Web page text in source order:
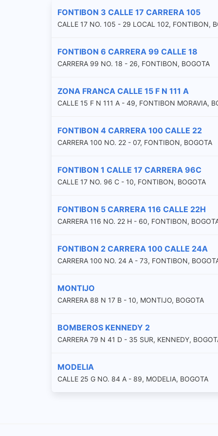
FONTIBON 3 CALLE 17 CARRERA 105
CALLE 17 NO. 105 - 29 LOCAL 102, FONTIBON,
FONTIBON 6 CARRERA 99 CALLE 18
CARRERA 99 NO. 18 - 26, FONTIBON, BOGOTA
ZONA FRANCA CALLE 15 F N 111 A
CALLE 15 F N 111 A - 49, FONTIBON MORAVIA,
FONTIBON 4 CARRERA 100 CALLE 22
CARRERA 100 NO. 22 - 07, FONTIBON, BOGOTA
FONTIBON 1 CALLE 17 CARRERA 96C
CALLE 17 NO. 96 C - 10, FONTIBON, BOGOTA
FONTIBON 5 CARRERA 116 CALLE 22H
CARRERA 116 NO. 22 H - 60, FONTIBON,
FONTIBON 2 CARRERA 100 CALLE 24A
CARRERA 100 NO. 24 A - 73, FONTIBON,
MONTIJO
CARRERA 88 N 17 B - 10, MONTIJO, BOGOTA
BOMBEROS KENNEDY 2
CARRERA 79 N 41 D - 35 SUR, KENNEDY,
MODELIA
CALLE 25 G NO. 84 A - 89, MODELIA, BOGOTA